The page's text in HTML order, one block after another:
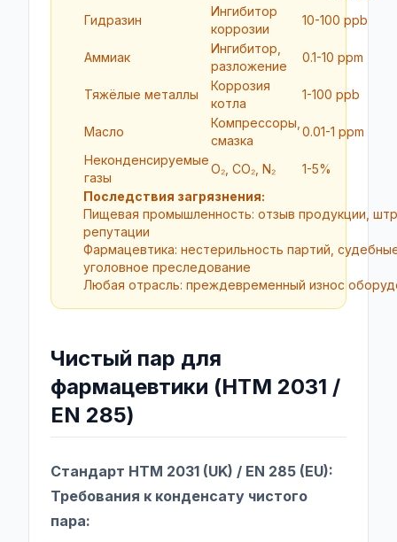
Гидразин
Ингибитор
коррозии
10-100 ppb
Аммиак
Ингибитор,
разложение
0.1-10 ppm
Тяжёлые металлы
Коррозия
котла
1-100 ppb
Масло
Компрессоры,
смазка
0.01-1 ppm
Неконденсируемые
газы
O₂, CO₂, N₂
1-5%
Последствия загрязнения:
Пищевая промышленность: отзыв продукции,
репутации
Фармацевтика: нестерильность партий,
уголовное преследование
Любая отрасль: преждевременный износ
Чистый пар для
фармацевтики (HTM 2031 /
EN 285)
Стандарт HTM 2031 (UK) / EN 285 (EU):
Требования к конденсату чистого
пара: